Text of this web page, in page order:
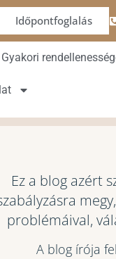
Időpontfoglalás
Gyakori
Ez a blog azért
problémáival,
A blog írója